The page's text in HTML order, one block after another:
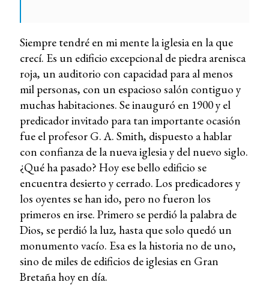
Siempre tendré en mi mente la iglesia en la que
crecí. Es un edificio excepcional de piedra arenisca
roja, un auditorio con capacidad para al menos
mil personas, con un espacioso salón contiguo y
muchas habitaciones. Se inauguró en 1900 y el
predicador invitado para tan importante ocasión
fue el profesor G. A. Smith, dispuesto a hablar
con confianza de la nueva iglesia y del nuevo siglo.
¿Qué ha pasado? Hoy ese bello edificio se
encuentra desierto y cerrado. Los predicadores y
los oyentes se han ido, pero no fueron los
primeros en irse. Primero se perdió la palabra de
Dios, se perdió la luz, hasta que solo quedó un
monumento vacío. Esa es la historia no de uno,
sino de miles de edificios de iglesias en Gran
Bretaña hoy en día.